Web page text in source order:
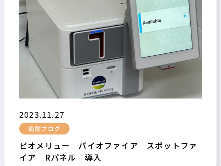
2023.11.27
病院ブログ
ビオメリュー バイオファイア スポットファ
イア Rパネル 導入